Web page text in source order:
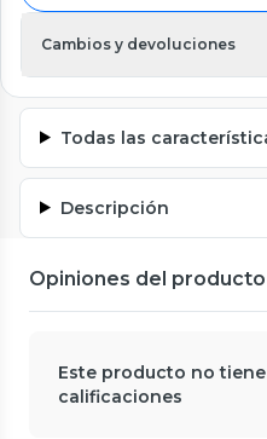
Cambios y devoluciones
Todas las
Descripción
Opiniones del producto
Este producto no
calificaciones